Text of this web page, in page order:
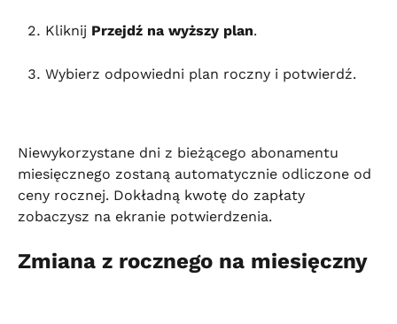
Kliknij Przejdź na wyższy plan.
Wybierz odpowiedni plan roczny i potwierdź.
Niewykorzystane dni z bieżącego abonamentu
miesięcznego zostaną automatycznie odliczone od
ceny rocznej. Dokładną kwotę do zapłaty
zobaczysz na ekranie potwierdzenia.
Zmiana z rocznego na miesięczny